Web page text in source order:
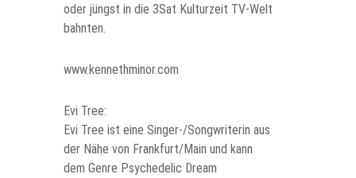
oder jüngst in die 3Sat Kulturzeit TV-Welt
bahnten.
www.kennethminor.com
Evi Tree:
Evi Tree ist eine Singer-/Songwriterin aus
der Nähe von Frankfurt/Main und kann
dem Genre Psychedelic Dream